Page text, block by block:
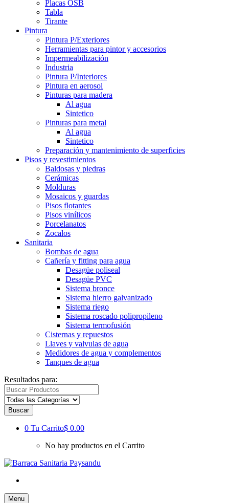
Placas OSB
Tabla
Tirante
Pintura
Pintura P/Exteriores
Herramientas para pintor y accesorios
Impermeabilización
Industria
Pintura P/Interiores
Pintura en aerosol
Pinturas para madera
Al agua
Sintetico
Pinturas para metal
Al agua
Sintetico
Preparación y mantenimiento de superficies
Pisos y revestimientos
Baldosas y piedras
Cerámicas
Molduras
Mosaicos y guardas
Pisos flotantes
Pisos vinílicos
Porcelanatos
Zocalos
Sanitaria
Bombas de agua
Cañería y fitting para agua
Desagüe poliseal
Desagüe PVC
Sistema bronce
Sistema hierro galvanizado
Sistema riego
Sistema roscado polipropileno
Sistema termofusión
Cisternas y repuestos
Llaves y valvulas de agua
Medidores de agua y complementos
Tanques de agua
Resultados para:
Buscar
0 Tu Carrito$ 0.00
No hay productos en el Carrito
Menu